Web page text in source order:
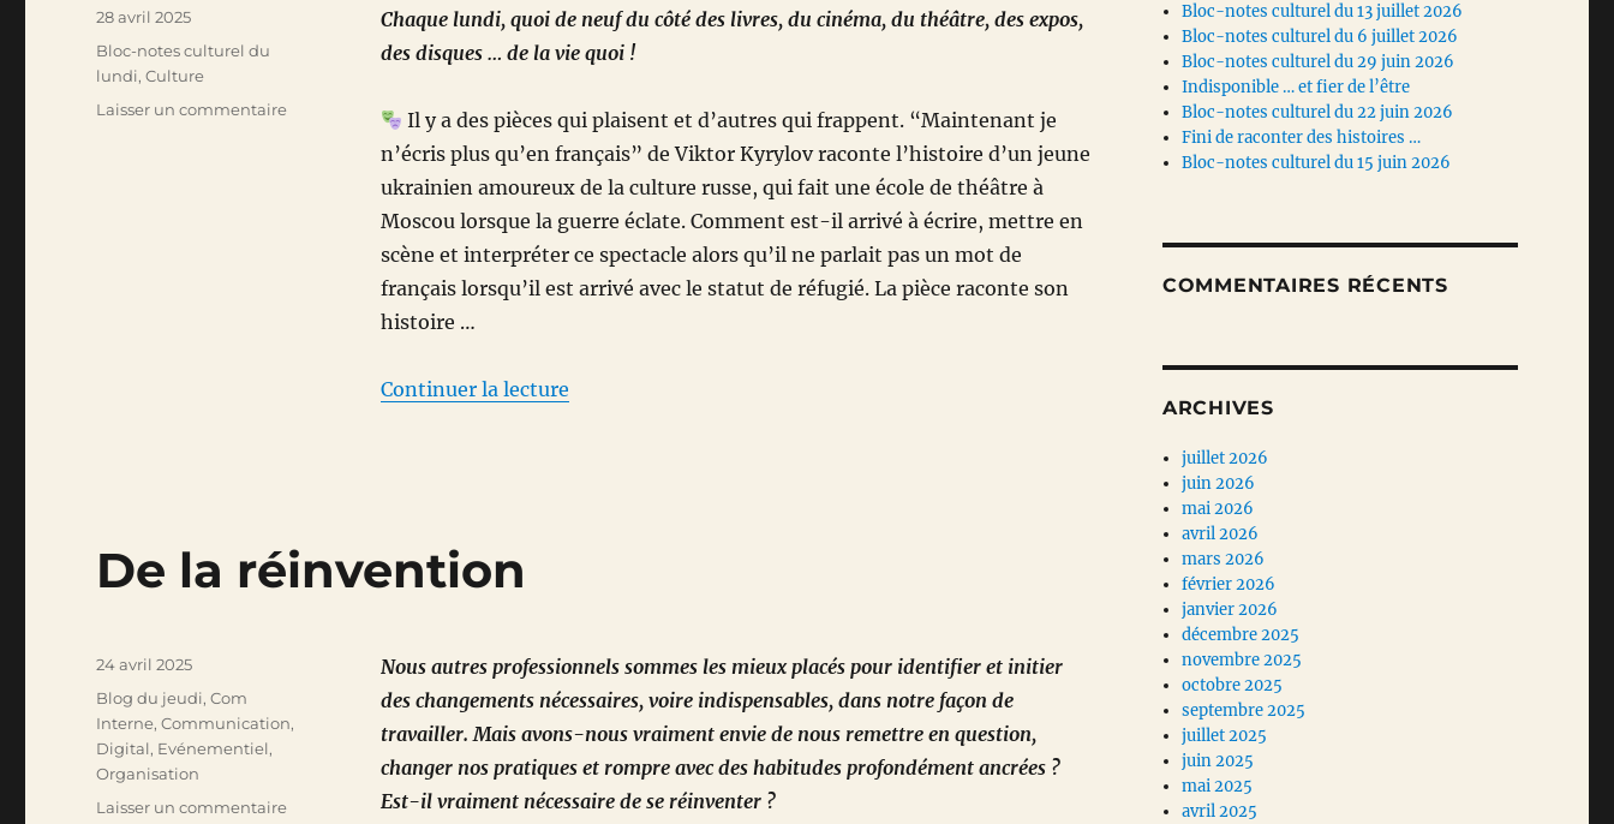
Chaque lundi, quoi de neuf du côté des livres, du cinéma, du théâtre, des expos,
des disques … de la vie quoi !
Il y a des pièces qui plaisent et d’autres qui frappent. “Maintenant je
n’écris plus qu’en français” de Viktor Kyrylov raconte l’histoire d’un jeune
ukrainien amoureux de la culture russe, qui fait une école de théâtre à
Moscou lorsque la guerre éclate. Comment est-il arrivé à écrire, mettre en
scène et interpréter ce spectacle alors qu’il ne parlait pas un mot de
français lorsqu’il est arrivé avec le statut de réfugié. La pièce raconte son
histoire …
Continuer la lecturede « Bloc-notes cultuel du 28 avril 2025 »
Publié
le
28 avril 2025
Catégories
Bloc-notes culturel du
lundi,Culture
Laisser un commentairesur
De la réinvention
Nous autres professionnels sommes les mieux placés pour identifier et initier
des changements nécessaires, voire indispensables, dans notre façon de
travailler. Mais avons-nous vraiment envie de nous remettre en question,
changer nos pratiques et rompre avec des habitudes profondément ancrées ?
Est-il vraiment nécessaire de se réinventer ?
Publié
le
24 avril 2025
Catégories
Blog du jeudi,Com
Interne,Communication,
Digital, Evénementiel,
Organisation
Laisser un commentairesur
Bloc-notes culturel du 13 juillet 2026
Bloc-notes culturel du 6 juillet 2026
Bloc-notes culturel du 29 juin 2026
Indisponible … et fier de l’être
Bloc-notes culturel du 22 juin 2026
Fini de raconter des histoires …
Bloc-notes culturel du 15 juin 2026
COMMENTAIRES RÉCENTS
ARCHIVES
juillet 2026
juin 2026
mai 2026
avril 2026
mars 2026
février 2026
janvier 2026
décembre 2025
novembre 2025
octobre 2025
septembre 2025
juillet 2025
juin 2025
mai 2025
avril 2025